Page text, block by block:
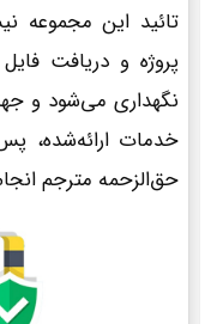
تائید این مجموعه
پروژه و دریافت
نگهداری می‌شود و
خدمات ارائه‌شده،
حق‌الزحمه مترجم